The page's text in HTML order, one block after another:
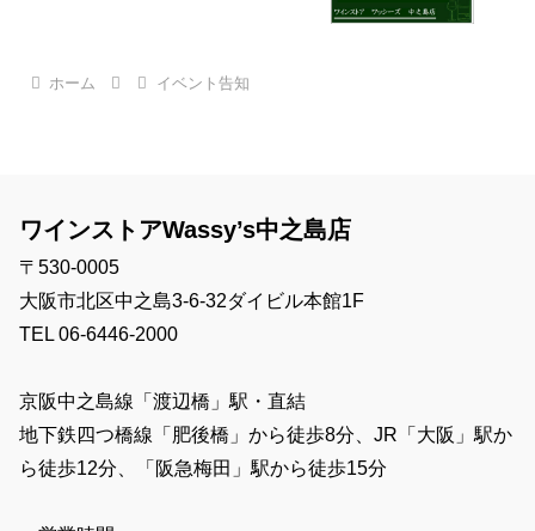
ホーム イベント告知
ワインストアWassy’s中之島店
〒530-0005
大阪市北区中之島3-6-32ダイビル本館1F
TEL 06-6446-2000
京阪中之島線「渡辺橋」駅・直結
地下鉄四つ橋線「肥後橋」から徒歩8分、JR「大阪」駅か
ら徒歩12分、「阪急梅田」駅から徒歩15分